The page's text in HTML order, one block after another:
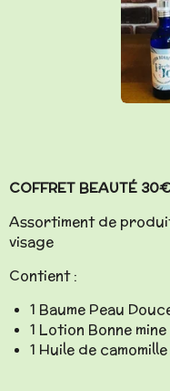
COFFRET BEAUTÉ
Assortiment de
visage
Contient :
1 Baume Peau
1 Lotion Bonne mine
1 Huile de